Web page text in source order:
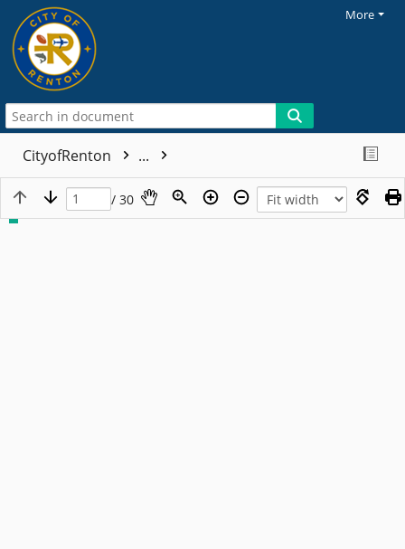
More
CityofRenton ...
/ 30